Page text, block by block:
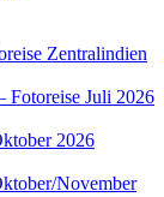
Zentralindien
Juli 2026
2026
November